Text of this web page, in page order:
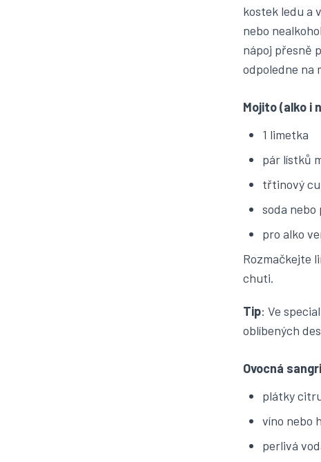
kostek ledu a
nebo
nápoj přesně
odpoledne na
Mojito (alko i
1 limetka
pár lístků
třtinový
soda nebo
pro alko
Rozmačkejte
chuti.
Tip: Ve
oblíbených
Ovocná
plátky
víno nebo
perlivá